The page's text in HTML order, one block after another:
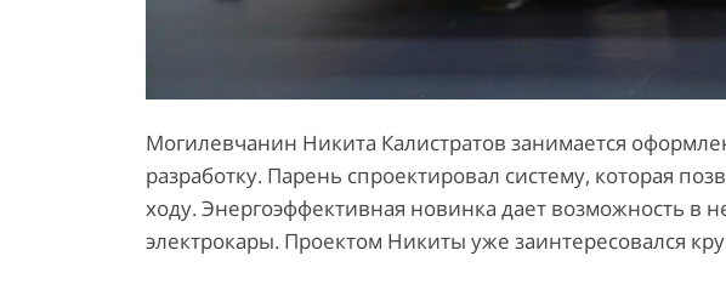
Могилевчанин Никита Калистратов занимается
разработку. Парень спроектировал систему, которая
ходу. Энергоэффективная новинка дает возможность в
электрокары. Проектом Никиты уже заинтересовался